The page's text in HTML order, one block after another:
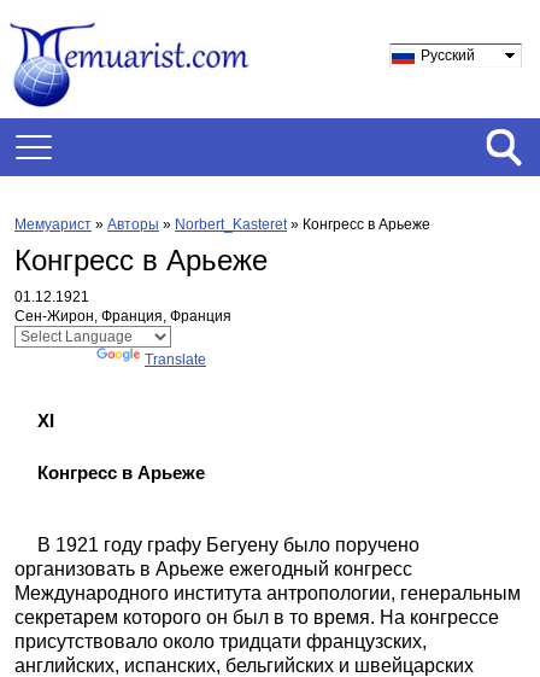
Русский
Мемуарист » Авторы » Norbert_Kasteret» Конгресс в Арьеже
Конгресс в Арьеже
01.12.1921
Сен-Жирон, Франция, Франция
Translate
XI
Конгресс в Арьеже
В 1921 году графу Бегуену было поручено
организовать в Арьеже ежегодный конгресс
Международного института антропологии, генеральным
секретарем которого он был в то время. На конгрессе
присутствовало около тридцати французских,
английских, испанских, бельгийских и швейцарских